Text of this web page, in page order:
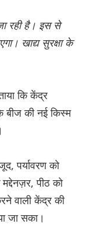
जा रही है। इस से
खाद्य सुरक्षा के
कि केंद्र
बीज की नई किस्म
पर्यावरण को
मद्देनज़र, पीठ को
वाली केंद्र की
जा सका।